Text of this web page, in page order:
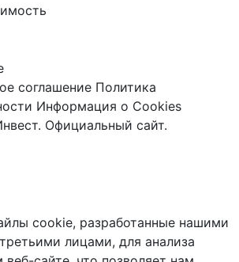
соглашение Политика
Информация о Cookies
Официальный сайт.
cookie, разработанные нашими
лицами, для анализа